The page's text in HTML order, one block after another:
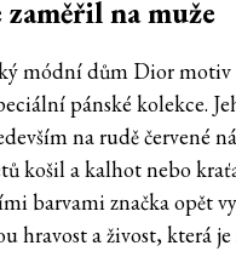
na muže
módní dům Dior
pánské kolekce.
na rudě červené
košil a kalhot nebo
barvami značka opět
hravost a živost, která